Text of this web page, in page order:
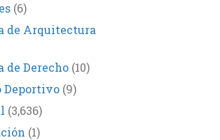
(6)
de Arquitectura
de Derecho(10)
Deportivo(9)
(3,636)
(1)